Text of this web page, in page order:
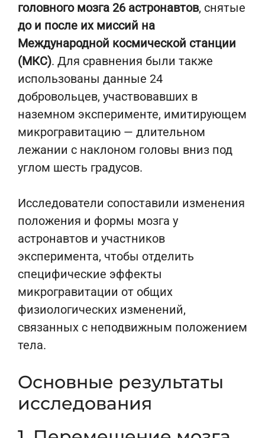
головного мозга 26 астронавтов, снятые
до и после их миссий на
Международной космической станции
(МКС). Для сравнения были также
использованы данные 24
добровольцев, участвовавших в
наземном эксперименте, имитирующем
микрогравитацию — длительном
лежании с наклоном головы вниз под
углом шесть градусов.
Исследователи сопоставили изменения
положения и формы мозга у
астронавтов и участников
эксперимента, чтобы отделить
специфические эффекты
микрогравитации от общих
физиологических изменений,
связанных с неподвижным положением
тела.
Основные результаты
исследования